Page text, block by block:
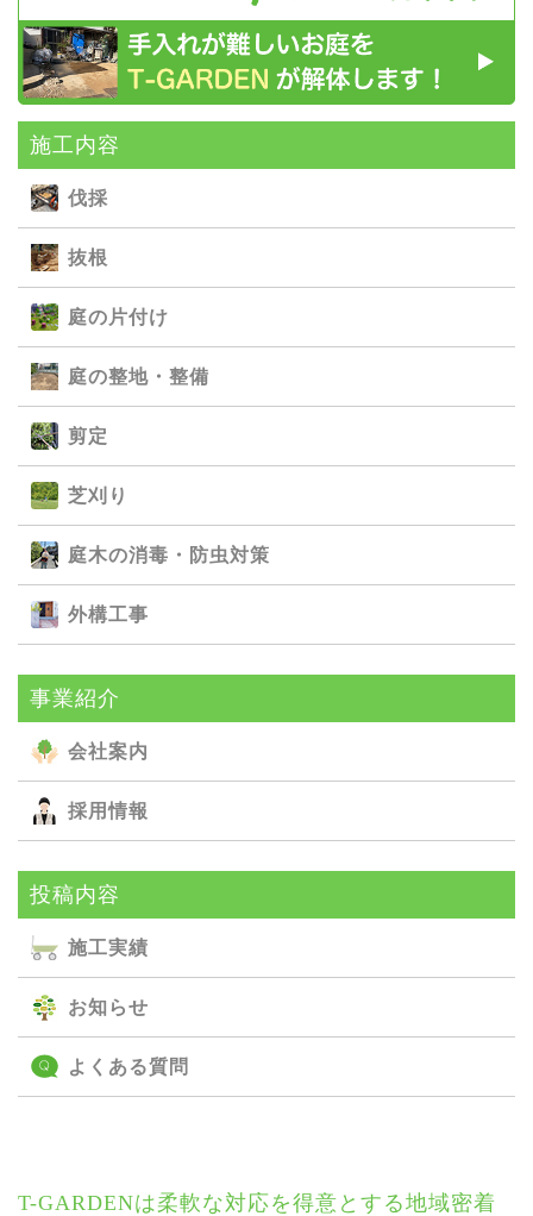
施⼯内容
伐採
抜根
庭の⽚付け
庭の整地・整備
剪定
芝刈り
庭⽊の消毒・防⾍対策
外構⼯事
事業紹介
会社案内
採用情報
投稿内容
施⼯実績
お知らせ
よくある質問
T-GARDENは柔軟な対応を得意とする地域密着